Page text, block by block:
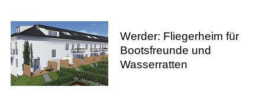
Werder: Fliegerheim für
Bootsfreunde und
Wasserratten